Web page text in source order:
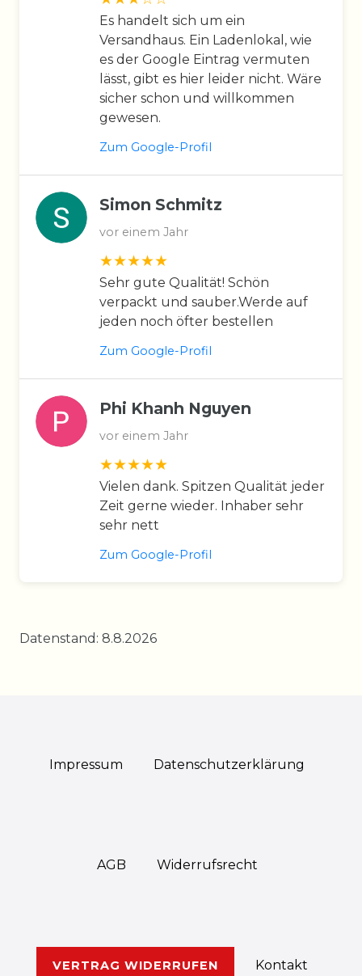
Es handelt sich um ein
Versandhaus. Ein Ladenlokal, wie
es der Google Eintrag vermuten
lässt, gibt es hier leider nicht. Wäre
sicher schon und willkommen
gewesen.
Zum Google-Profil
Simon Schmitz
vor einem Jahr
Sehr gute Qualität! Schön
verpackt und sauber.Werde auf
jeden noch öfter bestellen
Zum Google-Profil
Phi Khanh Nguyen
vor einem Jahr
Vielen dank. Spitzen Qualität jeder
Zeit gerne wieder. Inhaber sehr
sehr nett
Zum Google-Profil
Datenstand: 8.8.2026
Impressum Daten­schutz­erklärung
AGB Widerrufs­recht
VERTRAG WIDERRUFEN Kontakt